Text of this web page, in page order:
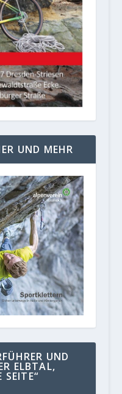
UND MEHR
UND
ELBTAL,
SEITE“